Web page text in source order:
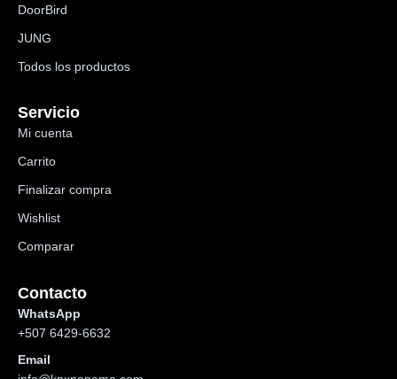
DoorBird
JUNG
Todos los productos
Servicio
Mi cuenta
Carrito
Finalizar compra
Wishlist
Comparar
Contacto
WhatsApp
+507 6429-6632
Email